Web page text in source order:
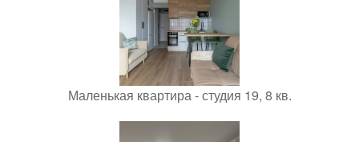
Маленькая квартира - студия 19, 8 кв.